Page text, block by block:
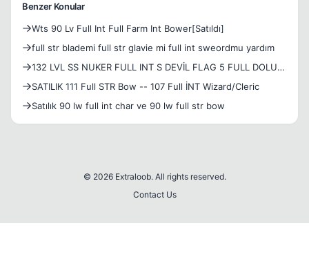
Benzer Konular
Wts 90 Lv Full Int Full Farm Int Bower[Satıldı]
full str blademi full str glavie mi full int sweordmu yardım
132 LVL SS NUKER FULL INT S DEVİL FLAG 5 FULL DOLU
CHAR PAGE 3 YAN 3 ÇAR FULL ZERK
SATILIK 111 Full STR Bow -- 107 Full İNT Wizard/Cleric
Satılık 90 lw full int char ve 90 lw full str bow
© 2026 Extraloob. All rights reserved.
Contact Us